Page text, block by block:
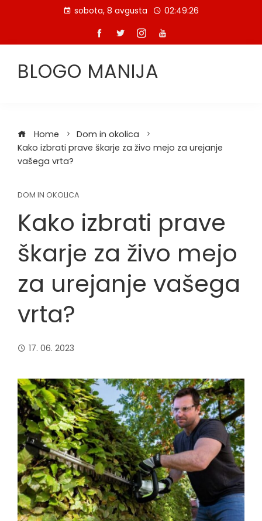
sobota, 8 avgusta 02:49:27
BLOGO MANIJA
Home
Dom in okolica
Kako izbrati prave škarje za živo mejo za urejanje
vašega vrta?
DOM IN OKOLICA
Kako izbrati prave
škarje za živo mejo
za urejanje vašega
vrta?
17. 06. 2023